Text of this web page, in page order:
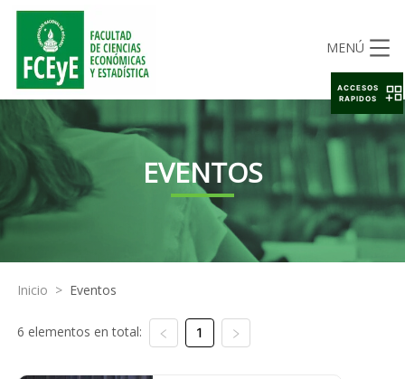
MENÚ
EVENTOS
Inicio > Eventos
6 elementos en total: 1
ACCESOS
RAPIDOS